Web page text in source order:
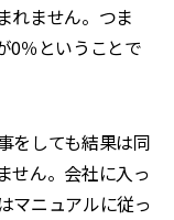
れません。つま
0％ということで
をしても結果は同
せん。会社に入っ
マニュアルに従っ